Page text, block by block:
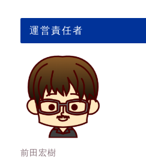
運営責任者
前田宏樹